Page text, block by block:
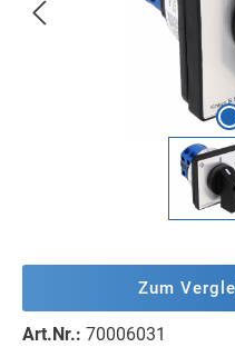
Zum
Art.Nr.: 70006031